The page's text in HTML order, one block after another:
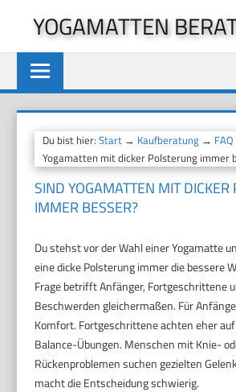
springen
YOGAMATTEN
Du bist hier:Start → Kaufberatung → FAQ
Yogamatten mit dicker Polsterung immer
SIND YOGAMATTEN MIT DICKER
IMMER BESSER?
Du stehst vor der Wahl einer Yogamatte
eine dicke Polsterung immer die bessere
Frage betrifft Anfänger, Fortgeschrittene
Beschwerden gleichermaßen. Für
Komfort. Fortgeschrittene achten eher
Balance-Übungen. Menschen mit Knie-
Rückenproblemen suchen gezielten
macht die Entscheidung schwierig.